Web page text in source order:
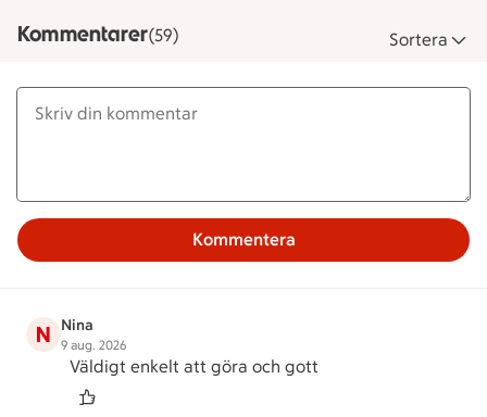
Kommentarer(59) Sortera
Kommentera
N Nina
9 aug. 2026
Väldigt enkelt att göra och gott